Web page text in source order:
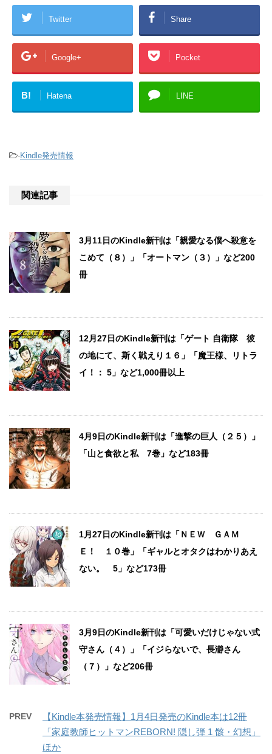
Twitter Share
Google+ Pocket
B! Hatena LINE
-Kindle発売情報
関連記事
3月11日のKindle新刊は「親愛なる僕へ殺意を
こめて（８）」「オートマン（３）」など200
冊
12月27日のKindle新刊は「ゲート 自衛隊 彼
の地にて、斯く戦えり１６」「魔王様、リトラ
イ！： 5」など1,000冊以上
4月9日のKindle新刊は「進撃の巨人（２５）」
「山と食欲と私 7巻」など183冊
1月27日のKindle新刊は「ＮＥＷ ＧＡＭ
Ｅ！ １０巻」「ギャルとオタクはわかりあえ
ない。 5」など173冊
3月9日のKindle新刊は「可愛いだけじゃない式
守さん（４）」「イジらないで、長瀞さん
（７）」など206冊
PREV
【Kindle本発売情報】1月4日発売のKindle本は12冊
「家庭教師ヒットマンREBORN! 隠し弾 1 骸・幻想」
ほか